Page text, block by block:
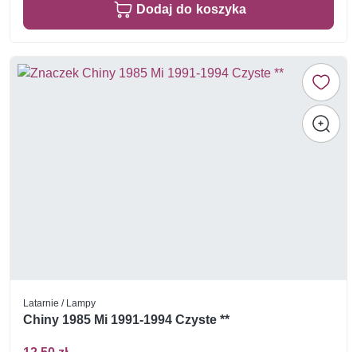
Dodaj do koszyka
Latarnie / Lampy
Chiny 1985 Mi 1991-1994 Czyste **